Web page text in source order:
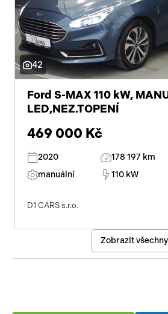
42
Ford S-MAX 110 kW,
LED,NEZ.TOPENÍ
469 000 Kč
2020 178 197 km
manuální
110 kW
D1 CARS s.r.o.
Zobrazit